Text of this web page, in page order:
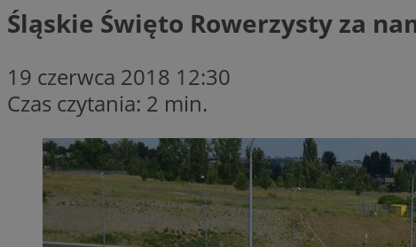
Śląskie Święto Rowerzysty za
19 czerwca 2018 12:30
Czas czytania: 2 min.
zarządzanie kontem.
Nazwa
QeSessID